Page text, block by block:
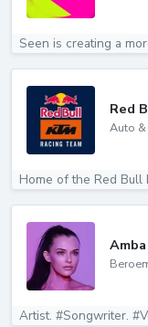
Seen is creating a
Red
Auto
Home of the Red Bull